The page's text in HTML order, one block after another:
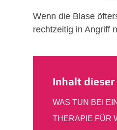
Wenn die Blase
rechtzeitig in Angriff
Inhalt dieser
WAS TUN BEI
THERAPIE FÜR